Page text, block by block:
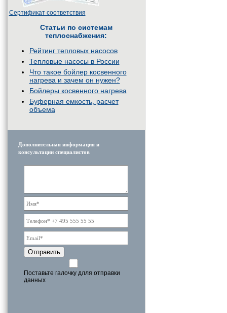
Сертификат соответствия
Статьи по системам
теплоснабжения:
Рейтинг тепловых насосов
Тепловые насосы в России
Что такое бойлер косвенного
нагрева и зачем он нужен?
Бойлеры косвенного нагрева
Буферная емкость, расчет
объема
Дополнительная информация и
консультации специалистов
Отправить
Поставьте галочку длля отправки
данных